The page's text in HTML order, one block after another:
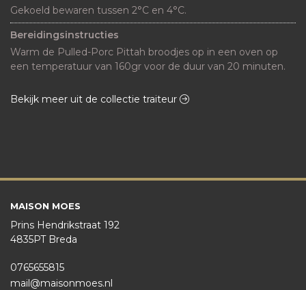
Gekoeld bewaren tussen 2°C en 4°C.
Bereidingsinstructies
Warm de Pulled-Porc Pittah broodjes op in een oven op
een temperatuur van 160gr voor de duur van 20 minuten.
Bekijk meer uit de collectie traiteur
MAISON MOES
Prins Hendrikstraat 192
4835PT Breda
0765655815
mail@maisonmoes.nl